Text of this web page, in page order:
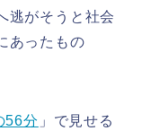
逃がそうと社会
あったもの
56分 」で見せる